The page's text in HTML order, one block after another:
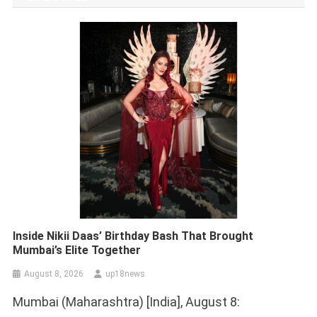
Inside Nikii Daas’ Birthday Bash That Brought
Mumbai’s Elite Together
August 8, 2026 up18news
Mumbai (Maharashtra) [India], August 8: